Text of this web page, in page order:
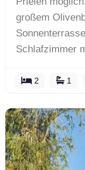
großem
Schlafzimmer
2 1